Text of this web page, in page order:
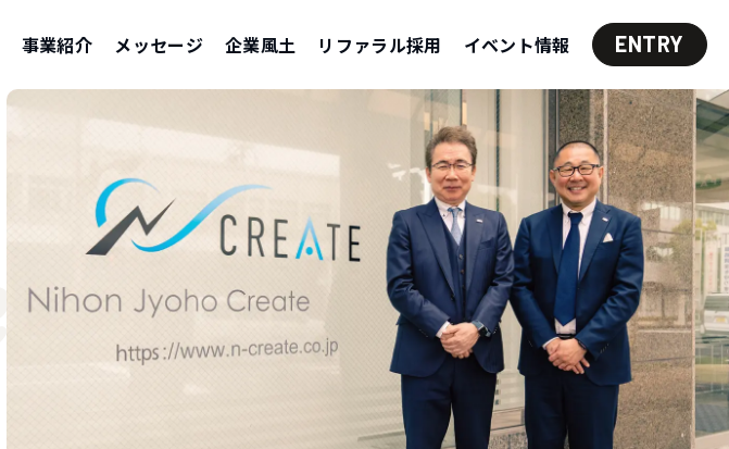
事業紹介 メッセージ 企業風土 リファラル採用 イベント情報 ENTRY